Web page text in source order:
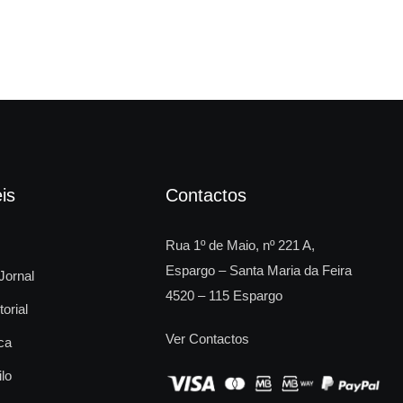
Contactos
Rua 1º de Maio, nº 221 A,
Espargo – Santa Maria da Feira
4520 – 115 Espargo
Ver Contactos